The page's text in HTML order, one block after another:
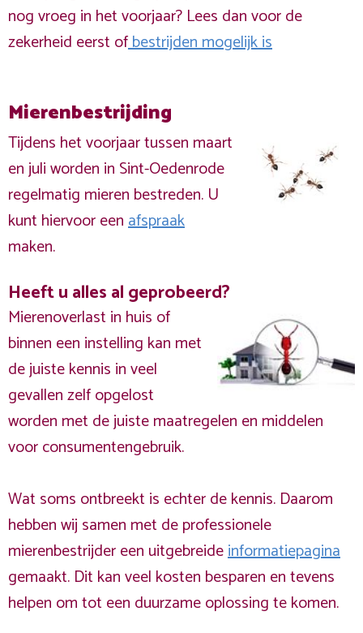
nog vroeg in het voorjaar? Lees dan voor de
zekerheid eerst ofbestrijden mogelijk is
Mierenbestrijding
Tijdens het voorjaar tussen maart
en juli worden in Sint-Oedenrode
regelmatig mieren bestreden. U
kunt hiervoor eenafspraak
maken.
Heeft u alles al geprobeerd?
Mierenoverlast in huis of
binnen een instelling kan met
de juiste kennis in veel
gevallen zelf opgelost
worden met de juiste maatregelen en middelen
voor consumentengebruik.
Wat soms ontbreekt is echter de kennis. Daarom
hebben wij samen met de professionele
mierenbestrijder een uitgebreideinformatiepagina
gemaakt. Dit kan veel kosten besparen en tevens
helpen om tot een duurzame oplossing te komen.